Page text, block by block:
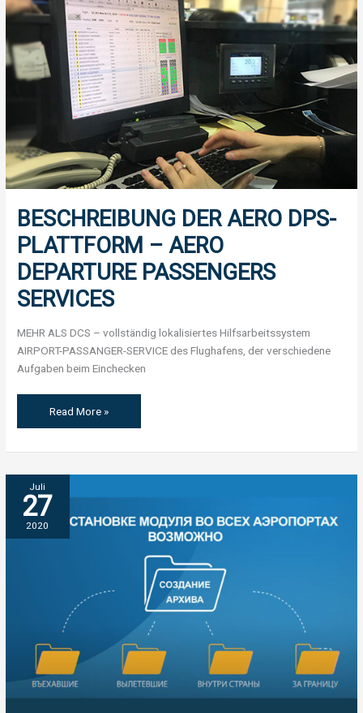
BESCHREIBUNG DER AERO DPS-
PLATTFORM – AERO
DEPARTURE PASSENGERS
SERVICES
MEHR ALS DCS – vollständig lokalisiertes Hilfsarbeitssystem
AIRPORT-PASSANGER-SERVICE des Flughafens, der verschiedene
Aufgaben beim Einchecken
PLATTFORM
AERO
DEPARTURE
PASSENGERS
SERVICES
Read More »
Juli
27
2020
PASSAGIERNAMEN
REGIERUNGEN